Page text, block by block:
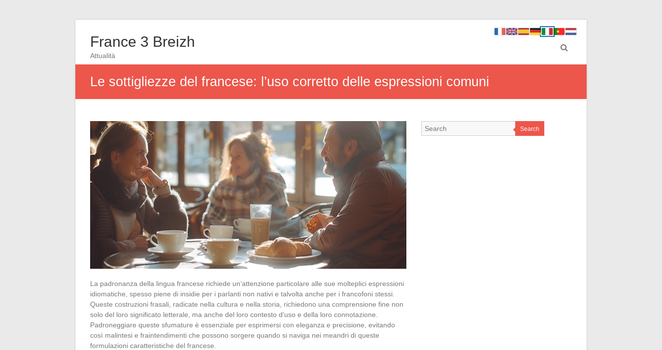
France 3 Breizh
Attualità
Le sottigliezze del francese: l’uso corretto delle espressioni comuni
La padronanza della lingua francese richiede un’attenzione particolare alle sue molteplici espressioni
idiomatiche, spesso piene di insidie per i parlanti non nativi e talvolta anche per i francofoni stessi.
Queste costruzioni frasali, radicate nella cultura e nella storia, richiedono una comprensione fine non
solo del loro significato letterale, ma anche del loro contesto d’uso e della loro connotazione.
Padroneggiare queste sfumature è essenziale per esprimersi con eleganza e precisione, evitando
così malintesi e fraintendimenti che possono sorgere quando si naviga nei meandri di queste
formulazioni caratteristiche del francese.
Search